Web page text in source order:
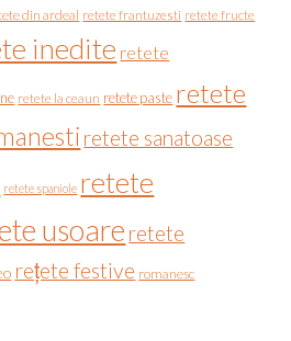
din ardeal retete frantuzesti retete fructe
inedite retete
retete la ceaun retete paste retete
retete sanatoase
retete spaniole retete
usoare retete
rețete festive romanesc